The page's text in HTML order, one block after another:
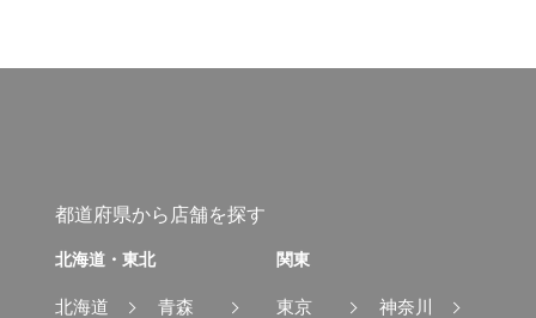
都道府県から店舗を探す
北海道・東北
北海道
青森
関東
東京
神奈川